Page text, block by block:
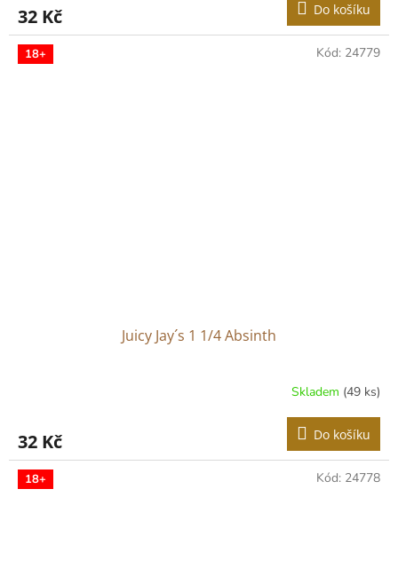
32 Kč Do košíku
18+
Juicy Jay´s 1 1/4 Absinth
Skladem (49 ks)
32 Kč Do košíku
Kód: 24779
18+ Kód: 24778